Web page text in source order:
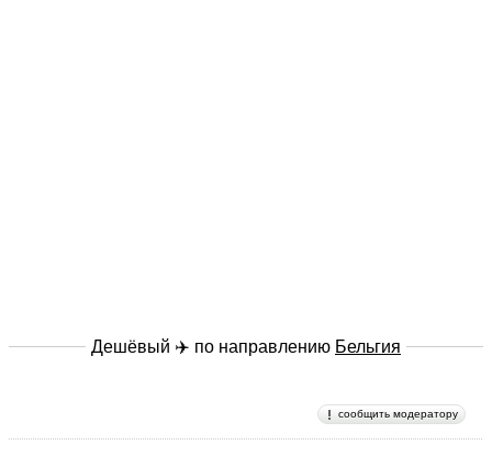
Дешёвый ✈️ по направлению Бельгия
сообщить модератору